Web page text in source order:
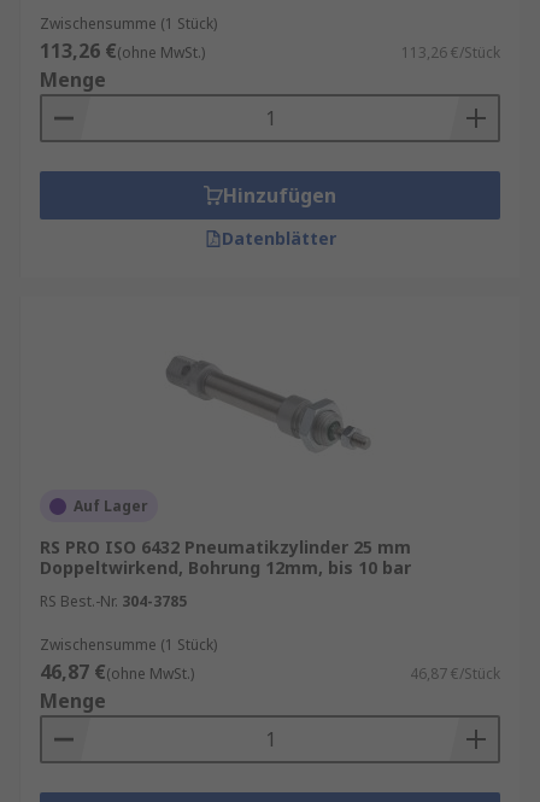
Zwischensumme (1 Stück)
113,26 €(ohne MwSt.) 113,26 €/Stück
Menge
Hinzufügen
Datenblätter
Auf Lager
RS PRO ISO 6432 Pneumatikzylinder 25 mm
Doppeltwirkend, Bohrung 12mm, bis 10 bar
RS Best.-Nr. 304-3785
Zwischensumme (1 Stück)
46,87 €(ohne MwSt.) 46,87 €/Stück
Menge